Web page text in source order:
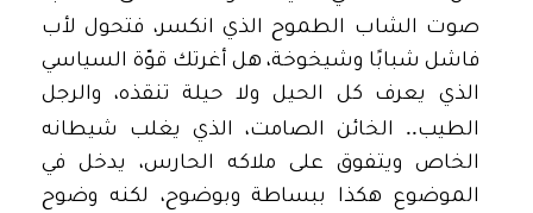
صوت الشاب الطموح الذي انكسر، فتحول لأب
فاشل شبابًا وشيخوخة، هل أغرتك قوّة السياسي
الذي يعرف كل الحيل ولا حيلة تنقذه، والرجل
الطيب..
الخائن الصامت، الذي يغلب شيطانه
الخاص ويتفوق على ملاكه الحارس، يدخل في
الموضوع هكذا ببساطة وبوضوح، لكنه وضوح